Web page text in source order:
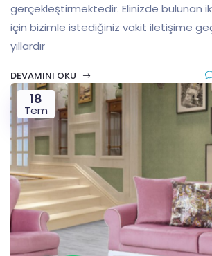
gerçekleştirmektedir. Elinizde bulunan
için bizimle istediğiniz vakit iletişime
yıllardır
DEVAMINI OKU
18
Tem